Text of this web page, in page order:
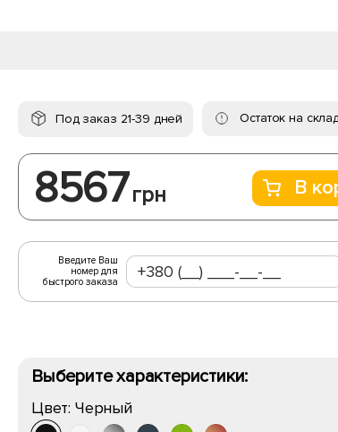
Под заказ 21-39 дней Остаток на
8567 грн В
Введите Ваш
номер для
быстрого заказа
Выберите характеристики:
Цвет: Черный